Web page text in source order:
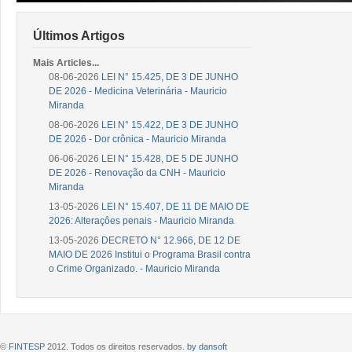
Últimos Artigos
Mais Articles...
08-06-2026 LEI N° 15.425, DE 3 DE JUNHO
DE 2026 - Medicina Veterinária - Mauricio
Miranda
08-06-2026 LEI N° 15.422, DE 3 DE JUNHO
DE 2026 - Dor crônica - Mauricio Miranda
06-06-2026 LEI N° 15.428, DE 5 DE JUNHO
DE 2026 - Renovação da CNH - Mauricio
Miranda
13-05-2026 LEI N° 15.407, DE 11 DE MAIO DE
2026: Alteraçôes penais - Mauricio Miranda
13-05-2026 DECRETO N° 12.966, DE 12 DE
MAIO DE 2026 Institui o Programa Brasil contra
o Crime Organizado. - Mauricio Miranda
© FINTESP 2012. Todos os direitos reservados. by dansoft